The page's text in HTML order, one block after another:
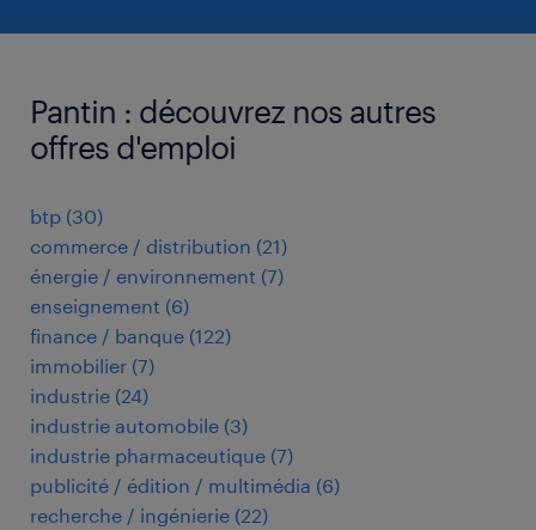
Pantin : découvrez nos autres
offres d'emploi
btp (30)
commerce / distribution (21)
énergie / environnement (7)
enseignement (6)
finance / banque (122)
immobilier (7)
industrie (24)
industrie automobile (3)
industrie pharmaceutique (7)
publicité / édition / multimédia (6)
recherche / ingénierie (22)